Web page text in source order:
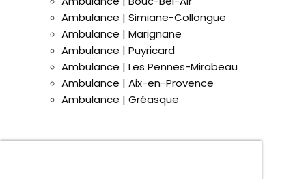
Ambulance | Simiane-Collongue
Ambulance | Marignane
Ambulance | Puyricard
Ambulance | Les Pennes-Mirabeau
Ambulance | Aix-en-Provence
Ambulance | Gréasque